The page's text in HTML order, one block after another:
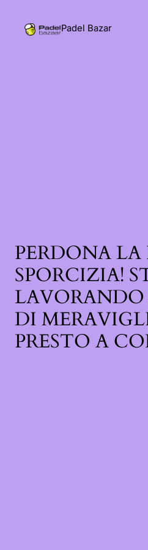
Padel Bazar
PERDONA LA
SPORCIZIA!
DI
PRESTO A